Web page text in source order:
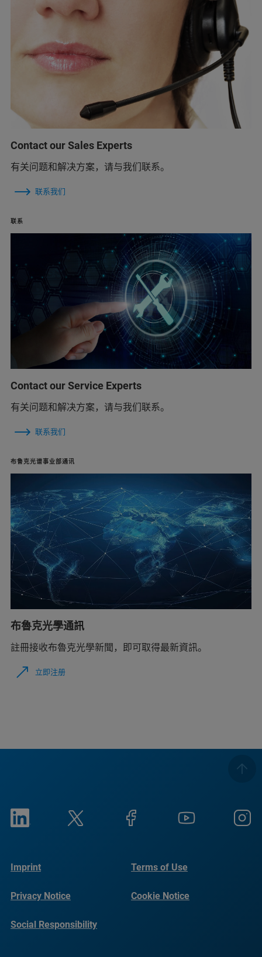
Contact our Sales Experts
有关问题和解决方案，请与我们联系。
联系我们
联系
Contact our Service Experts
有关问题和解决方案，请与我们联系。
联系我们
布鲁克光谱事业部通讯
布魯克光學通訊
註冊接收布魯克光學新聞，即可取得最新資訊。
立即注册
Imprint Terms of Use
Privacy Notice Cookie Notice
Social Responsibility